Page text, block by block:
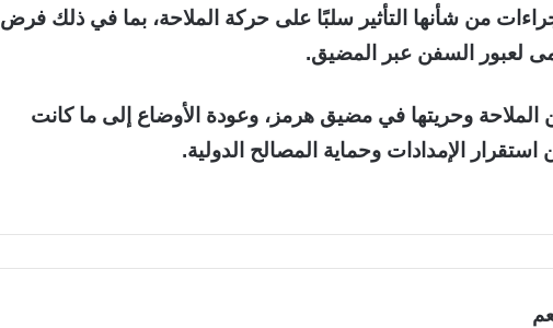
من شأنها التأثير سلبًا على حركة الملاحة، بما في ذلك فرض
السفن عبر المضيق.
الملاحة وحريتها في مضيق هرمز، وعودة الأوضاع إلى ما كانت